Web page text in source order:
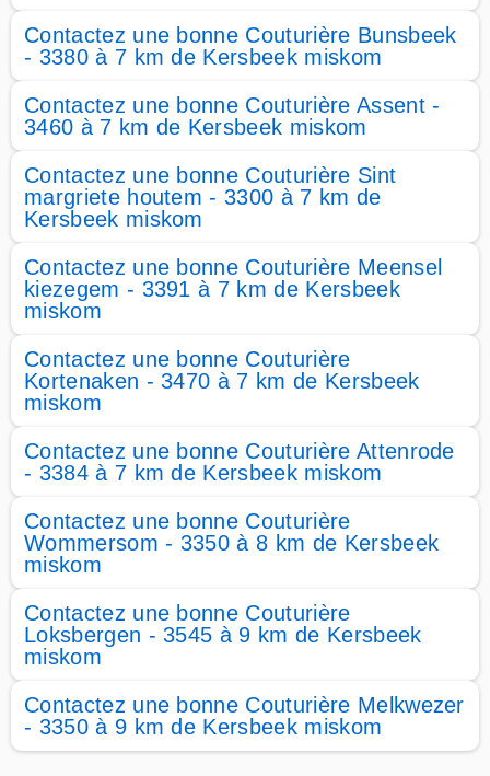
Contactez une bonne Couturière Bunsbeek
- 3380 à 7 km de Kersbeek miskom
Contactez une bonne Couturière Assent -
3460 à 7 km de Kersbeek miskom
Contactez une bonne Couturière Sint
margriete houtem - 3300 à 7 km de
Kersbeek miskom
Contactez une bonne Couturière Meensel
kiezegem - 3391 à 7 km de Kersbeek
miskom
Contactez une bonne Couturière
Kortenaken - 3470 à 7 km de Kersbeek
miskom
Contactez une bonne Couturière Attenrode
- 3384 à 7 km de Kersbeek miskom
Contactez une bonne Couturière
Wommersom - 3350 à 8 km de Kersbeek
miskom
Contactez une bonne Couturière
Loksbergen - 3545 à 9 km de Kersbeek
miskom
Contactez une bonne Couturière Melkwezer
- 3350 à 9 km de Kersbeek miskom